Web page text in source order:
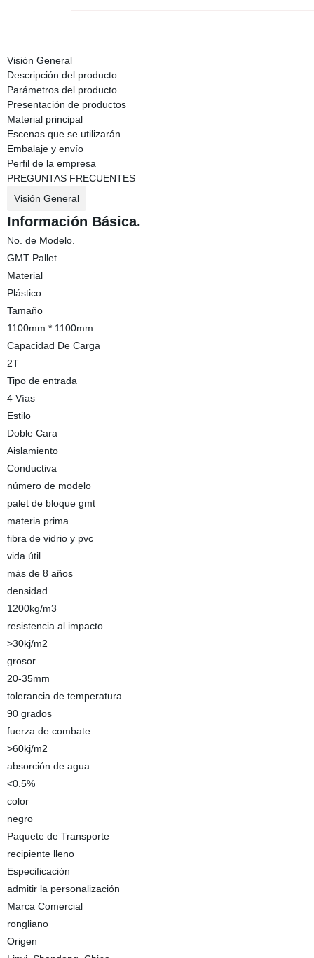
Visión General
Descripción del producto
Parámetros del producto
Presentación de productos
Material principal
Escenas que se utilizarán
Embalaje y envío
Perfil de la empresa
PREGUNTAS FRECUENTES
Visión General
Información Básica.
No. de Modelo.
GMT Pallet
Material
Plástico
Tamaño
1100mm * 1100mm
Capacidad De Carga
2T
Tipo de entrada
4 Vías
Estilo
Doble Cara
Aislamiento
Conductiva
número de modelo
palet de bloque gmt
materia prima
fibra de vidrio y pvc
vida útil
más de 8 años
densidad
1200kg/m3
resistencia al impacto
>30kj/m2
grosor
20-35mm
tolerancia de temperatura
90 grados
fuerza de combate
>60kj/m2
absorción de agua
<0.5%
color
negro
Paquete de Transporte
recipiente lleno
Especificación
admitir la personalización
Marca Comercial
rongliano
Origen